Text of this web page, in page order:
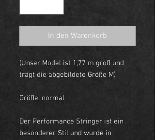
In den Warenkorb
(Unser Model ist 1,77 m groß und
trägt die abgebildete Größe M)
Größe: normal
Der Performance Stringer ist ein
besonderer Stil und wurde in